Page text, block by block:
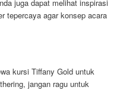
juga dapat melihat inspirasi
tepercaya agar konsep acara
kursi Tiffany Gold untuk
jangan ragu untuk